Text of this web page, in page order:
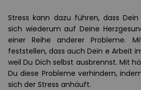
Stress kann dazu führen, dass
sich wiederum auf Deine
einer Reihe anderer Probleme.
feststellen, dass auch Dein e Arbeit
weil Du Dich selbst ausbrennst. Mit
Du diese Probleme verhindern,
sich der Stress anhäuft.